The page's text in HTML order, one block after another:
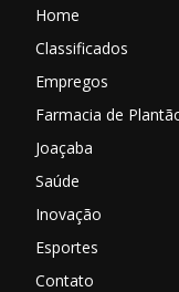
Home
Classificados
Empregos
Farmacia de
Joaçaba
Saúde
Inovação
Esportes
Contato